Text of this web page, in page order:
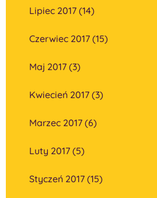
Lipiec 2017 (14)
Czerwiec 2017 (15)
Maj 2017 (3)
Kwiecień 2017 (3)
Marzec 2017 (6)
Luty 2017 (5)
Styczeń 2017 (15)